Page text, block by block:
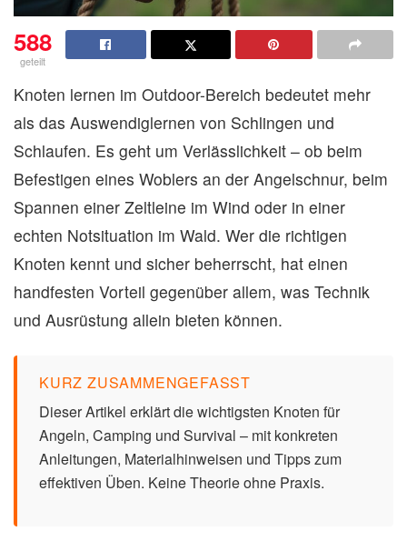
588
geteilt
Knoten lernen im Outdoor-Bereich bedeutet mehr
als das Auswendiglernen von Schlingen und
Schlaufen. Es geht um Verlässlichkeit – ob beim
Befestigen eines Woblers an der Angelschnur, beim
Spannen einer Zeltleine im Wind oder in einer
echten Notsituation im Wald. Wer die richtigen
Knoten kennt und sicher beherrscht, hat einen
handfesten Vorteil gegenüber allem, was Technik
und Ausrüstung allein bieten können.
KURZ ZUSAMMENGEFASST
Dieser Artikel erklärt die wichtigsten Knoten für
Angeln, Camping und Survival – mit konkreten
Anleitungen, Materialhinweisen und Tipps zum
effektiven Üben. Keine Theorie ohne Praxis.